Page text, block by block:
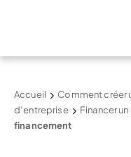
Accueil Comment créer
d’entreprise
Financer
financement